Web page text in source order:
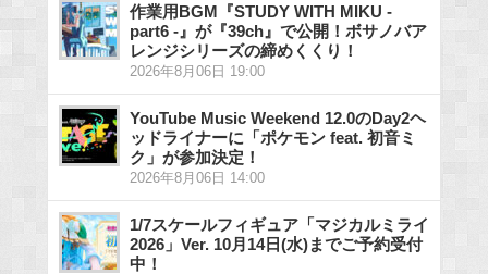
作業用BGM『STUDY WITH MIKU -
part6 -』が『39ch』で公開！ボサノバア
レンジシリーズの締めくくり！
2026年8月06日 19:00
YouTube Music Weekend 12.0のDay2ヘ
ッドライナーに「ポケモン feat. 初音ミ
ク」が参加決定！
2026年8月06日 14:00
1/7スケールフィギュア「マジカルミライ
2026」Ver. 10月14日(水)までご予約受付
中！